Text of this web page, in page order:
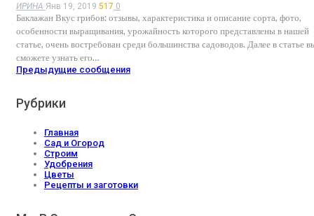
ИРИНА Янв 19, 2019 517 0
Баклажан Вкус грибов: отзывы, характеристика и описание сорта, фото,
особенности выращивания, урожайность которого представлены в нашей
статье, очень востребован среди большинства садоводов. Далее в статье
сможете узнать его…
Предыдущие сообщения
Рубрики
Главная
Сад и Огород
Строим
Удобрения
Цветы
Рецепты и заготовки